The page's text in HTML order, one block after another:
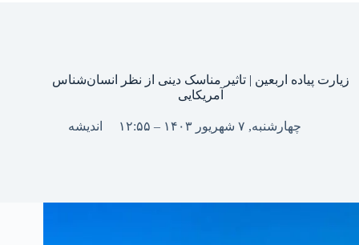
زیارت پیاده اربعین | تاثیر مناسک دینی از نظر انسان‌شناس
آمریکایی
چهارشنبه, ۷ شهریور ۱۴۰۳ – ۱۲:۵۵ اندیشه